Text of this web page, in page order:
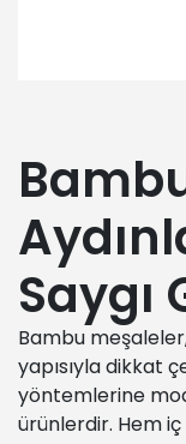
Saygı
Bambu
yapısıyla dikkat
yöntemlerine
ürünlerdir. Hem